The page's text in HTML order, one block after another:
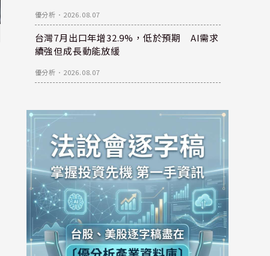
優分析 ． 2026.08.07
台灣7月出口年增32.9%，低於預期 AI需求
續強但成長動能放緩
優分析 ． 2026.08.07